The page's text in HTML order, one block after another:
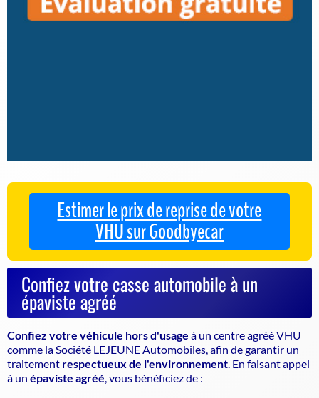
Estimer le prix de reprise de votre
VHU sur Goodbyecar
Confiez votre casse automobile à un
épaviste agréé
Confiez votre véhicule hors d'usage à un centre agréé VHU
comme la Société LEJEUNE Automobiles, afin de garantir un
traitement respectueux de l'environnement . En faisant appel
à un épaviste agréé , vous bénéficiez de :